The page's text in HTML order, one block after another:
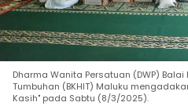
Dharma Wanita Persatuan (DWP)
Tumbuhan (BKHIT) Maluku
Kasih" pada Sabtu (8/3/2025).